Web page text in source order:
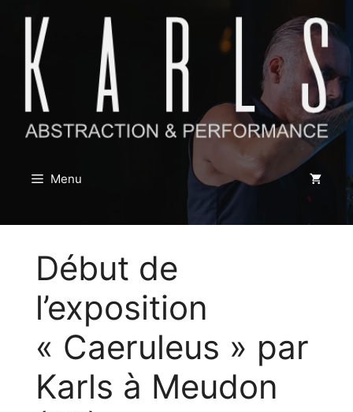
contenu
Menu
Début de
l’exposition
« Caeruleus » par
Karls à Meudon